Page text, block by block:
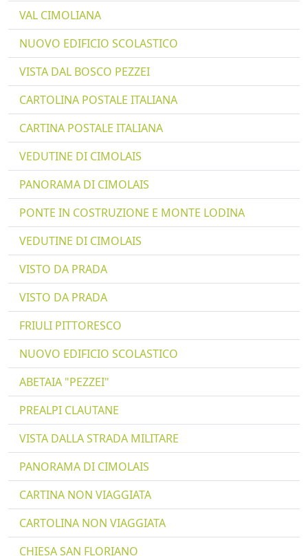
VAL CIMOLIANA
NUOVO EDIFICIO SCOLASTICO
VISTA DAL BOSCO PEZZEI
CARTOLINA POSTALE ITALIANA
CARTINA POSTALE ITALIANA
VEDUTINE DI CIMOLAIS
PANORAMA DI CIMOLAIS
PONTE IN COSTRUZIONE E MONTE LODINA
VEDUTINE DI CIMOLAIS
VISTO DA PRADA
VISTO DA PRADA
FRIULI PITTORESCO
NUOVO EDIFICIO SCOLASTICO
ABETAIA "PEZZEI"
PREALPI CLAUTANE
VISTA DALLA STRADA MILITARE
PANORAMA DI CIMOLAIS
CARTINA NON VIAGGIATA
CARTOLINA NON VIAGGIATA
CHIESA SAN FLORIANO